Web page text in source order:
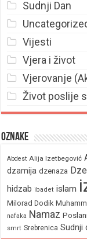
Sudnji Dan
Vijesti
Vjera i život
Vjerovanje
Život poslije
Oznake
Abdest Alija Izetbegović
dzamija dzenaza
hidzab ibadet islam
Milorad Dodik
nafaka Namaz
smrt Srebrenica Sudnji